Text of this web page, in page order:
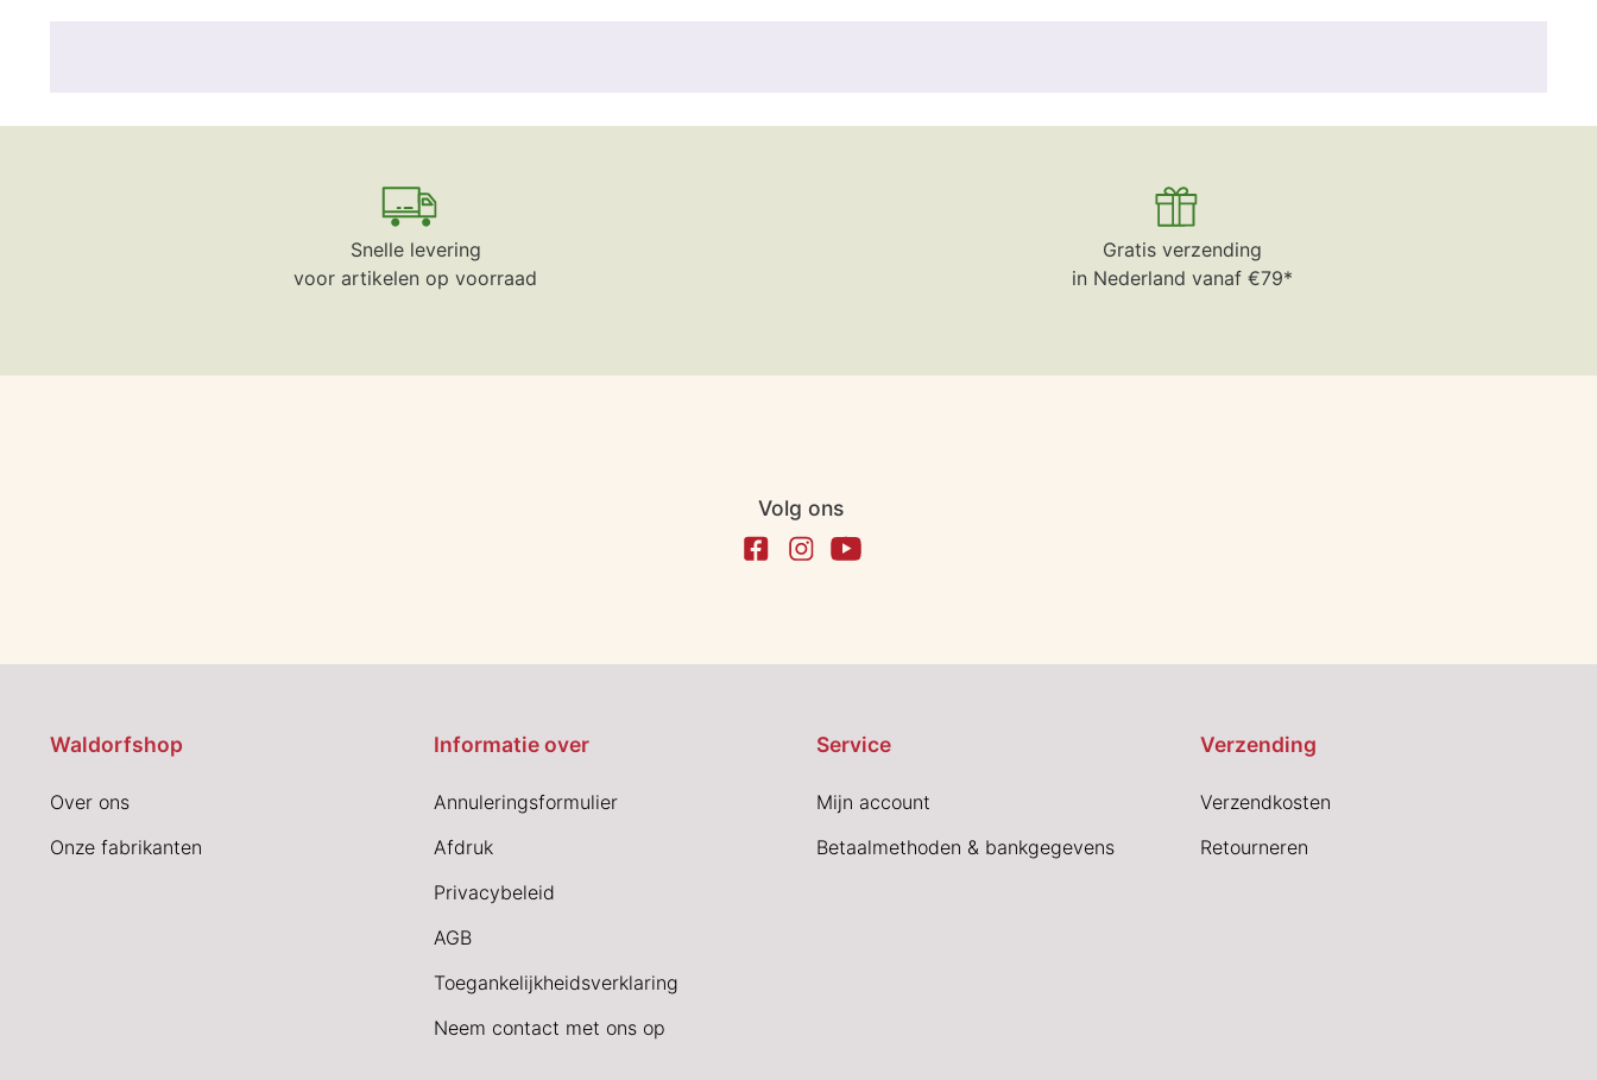
Snelle levering
voor artikelen op voorraad
Gratis verzending
in Nederland vanaf €79*
Volg ons
Waldorfshop
Over ons
Onze fabrikanten
Informatie over
Annuleringsformulier
Afdruk
Privacybeleid
AGB
Toegankelijkheidsverklaring
Neem contact met ons op
Service
Mijn account
Betaalmethoden & bankgegevens
Verzending
Verzendkosten
Retourneren